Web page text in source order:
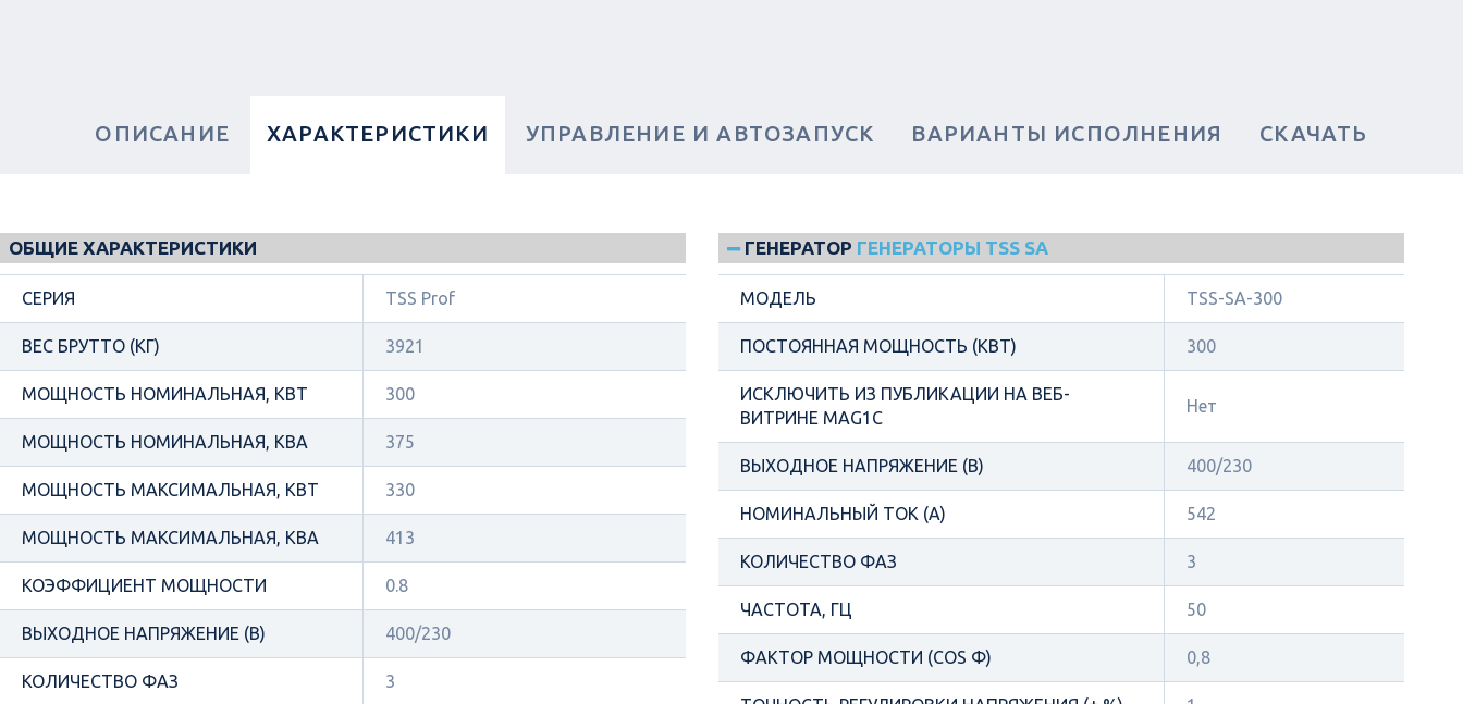
ОПИСАНИЕ ХАРАКТЕРИСТИКИ УПРАВЛЕНИЕ И АВТОЗАПУСК ВАРИАНТЫ ИСПОЛНЕНИЯ СКАЧАТЬ
ОБЩИЕ ХАРАКТЕРИСТИКИ
СЕРИЯ TSS Prof
ВЕС БРУТТО (КГ) 3921
МОЩНОСТЬ НОМИНАЛЬНАЯ, КВТ 300
МОЩНОСТЬ НОМИНАЛЬНАЯ, КВА 375
МОЩНОСТЬ МАКСИМАЛЬНАЯ, КВТ 330
МОЩНОСТЬ МАКСИМАЛЬНАЯ, КВА 413
КОЭФФИЦИЕНТ МОЩНОСТИ 0.8
ВЫХОДНОЕ НАПРЯЖЕНИЕ (В) 400/230
КОЛИЧЕСТВО ФАЗ 3
ГЕНЕРАТОР ГЕНЕРАТОРЫ TSS SA
МОДЕЛЬ TSS-SA-300
ПОСТОЯННАЯ МОЩНОСТЬ (КВТ) 300
ИСКЛЮЧИТЬ ИЗ ПУБЛИКАЦИИ НА ВЕБ-
ВИТРИНЕ MAG1C
Нет
ВЫХОДНОЕ НАПРЯЖЕНИЕ (В) 400/230
НОМИНАЛЬНЫЙ ТОК (А) 542
КОЛИЧЕСТВО ФАЗ 3
ЧАСТОТА, ГЦ 50
ФАКТОР МОЩНОСТИ (COS Φ) 0,8